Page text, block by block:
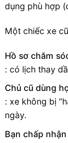
dụng phù hợp
Một chiếc xe
Hồ sơ chăm
: có lịch thay
Chủ cũ dùng
: xe không bị
ngày.
Bạn chấp